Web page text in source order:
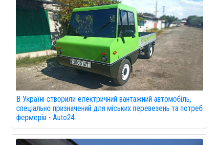
В Україні створили електричний вантажний автомобіль,
спеціально призначений для міських перевезень та потреб
фермерів - Auto24.